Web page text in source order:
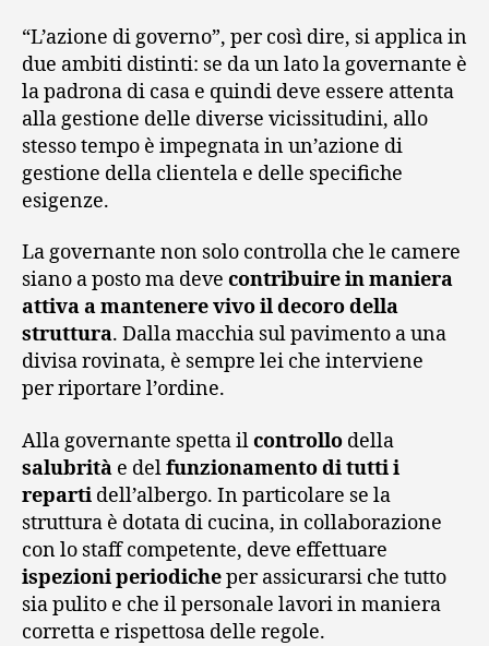
“L’azione di governo”, per così dire, si applica in
due ambiti distinti: se da un lato la governante è
la padrona di casa e quindi deve essere attenta
alla gestione delle diverse vicissitudini, allo
stesso tempo è impegnata in un’azione di
gestione della clientela e delle specifiche
esigenze.
La governante non solo controlla che le camere
siano a posto ma deve contribuire in maniera
attiva a mantenere vivo il decoro della
struttura. Dalla macchia sul pavimento a una
divisa rovinata, è sempre lei che interviene
per riportare l’ordine.
Alla governante spetta ilcontrollo della
salubrità e delfunzionamento di tutti i
reparti dell’albergo. In particolare se la
struttura è dotata di cucina, in collaborazione
con lo staff competente, deve effettuare
ispezioni periodicheper assicurarsi che tutto
sia pulito e che il personale lavori in maniera
corretta e rispettosa delle regole.